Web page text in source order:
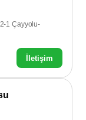
1 Çayyolu-
İletişim